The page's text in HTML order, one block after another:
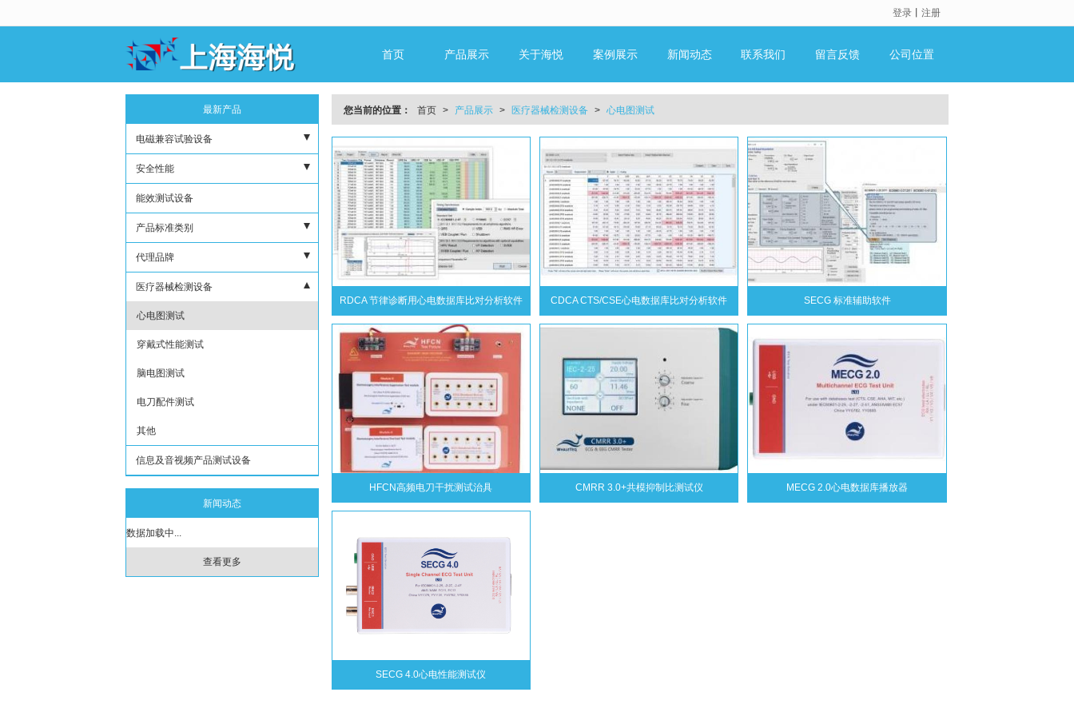
登录 注册
首页 产品展示 关于海悦 案例展示 新闻动态 联系我们 留言反馈 公司位置
您当前的位置： 首页 > 产品展示 > 医疗器械检测设备 > 心电图测试
RDCA 节律诊断用心电数据库比对分析软件 CDCA CTS/CSE心电数据库比对分析软件 SECG 标准辅助软件
HFCN高频电刀干扰测试治具 CMRR 3.0+共模抑制比测试仪 MECG 2.0心电数据库播放器
SECG 4.0心电性能测试仪
最新产品
电磁兼容试验设备
电磁辐射扫描系统
EMI测试设备
EMS测试设备
屏蔽室暗室及GTEM室
安全性能
试验指针棒
脉冲耐压试验设备
阻燃耐热试验设备
振动、跌落及机械强度试验设备
耐久性及老化寿命试验设备
IP防护试验设备
环境试验设备
量规与量具
试验耗材
非标定制试验设备
能效测试设备
产品标准类别
家电类产品测试设备
灯具测试设备
医疗器械检测设备
测量控制和实验室设备检测仪器
电线电缆检测仪器
开关插头插座测试设备
电池类测试设备
光伏及新能源测试设备
机器人测试设备
飞行器测试设备
代理品牌
日本MORITA
北京KEHUAN
欧洲EM-TEST
美国COMPWEST
意大利ATT
德国PTL
日本soken
日本KIKUSUI
日本YOKOGAWA
瑞典FRIBORGE
台湾鲸扬
医疗器械检测设备
心电图测试
穿戴式性能测试
脑电图测试
电刀配件测试
其他
信息及音视频产品测试设备
新闻动态
数据加载中...
查看更多